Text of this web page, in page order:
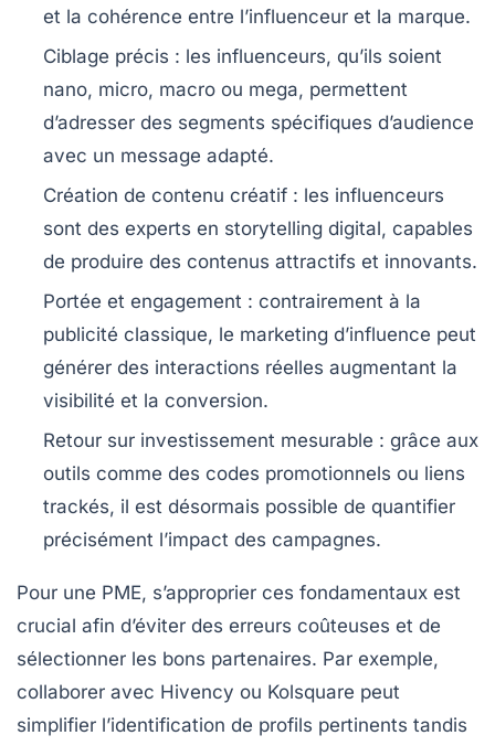
et la cohérence entre l’influenceur et la marque.
Ciblage précis : les influenceurs, qu’ils soient
nano, micro, macro ou mega, permettent
d’adresser des segments spécifiques d’audience
avec un message adapté.
Création de contenu créatif : les influenceurs
sont des experts en storytelling digital, capables
de produire des contenus attractifs et innovants.
Portée et engagement : contrairement à la
publicité classique, le marketing d’influence peut
générer des interactions réelles augmentant la
visibilité et la conversion.
Retour sur investissement mesurable : grâce aux
outils comme des codes promotionnels ou liens
trackés, il est désormais possible de quantifier
précisément l’impact des campagnes.
Pour une PME, s’approprier ces fondamentaux est
crucial afin d’éviter des erreurs coûteuses et de
sélectionner les bons partenaires. Par exemple,
collaborer avec Hivency ou Kolsquare peut
simplifier l’identification de profils pertinents tandis